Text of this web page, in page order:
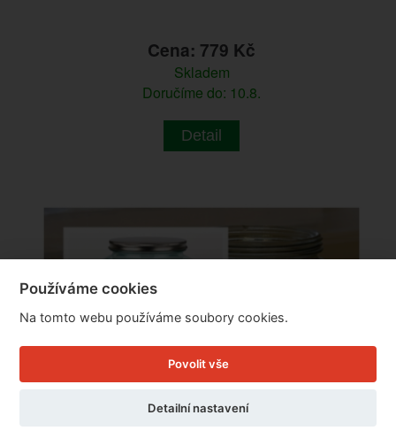
Cena: 779 Kč
Skladem
Doručíme do: 10.8.
Detail
Používáme cookies
Na tomto webu používáme soubory cookies.
Povolit vše
Detailní nastavení